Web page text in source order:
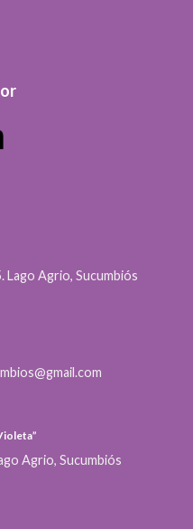
Lago Agrio, Sucumbiós
Agrio, Sucumbiós